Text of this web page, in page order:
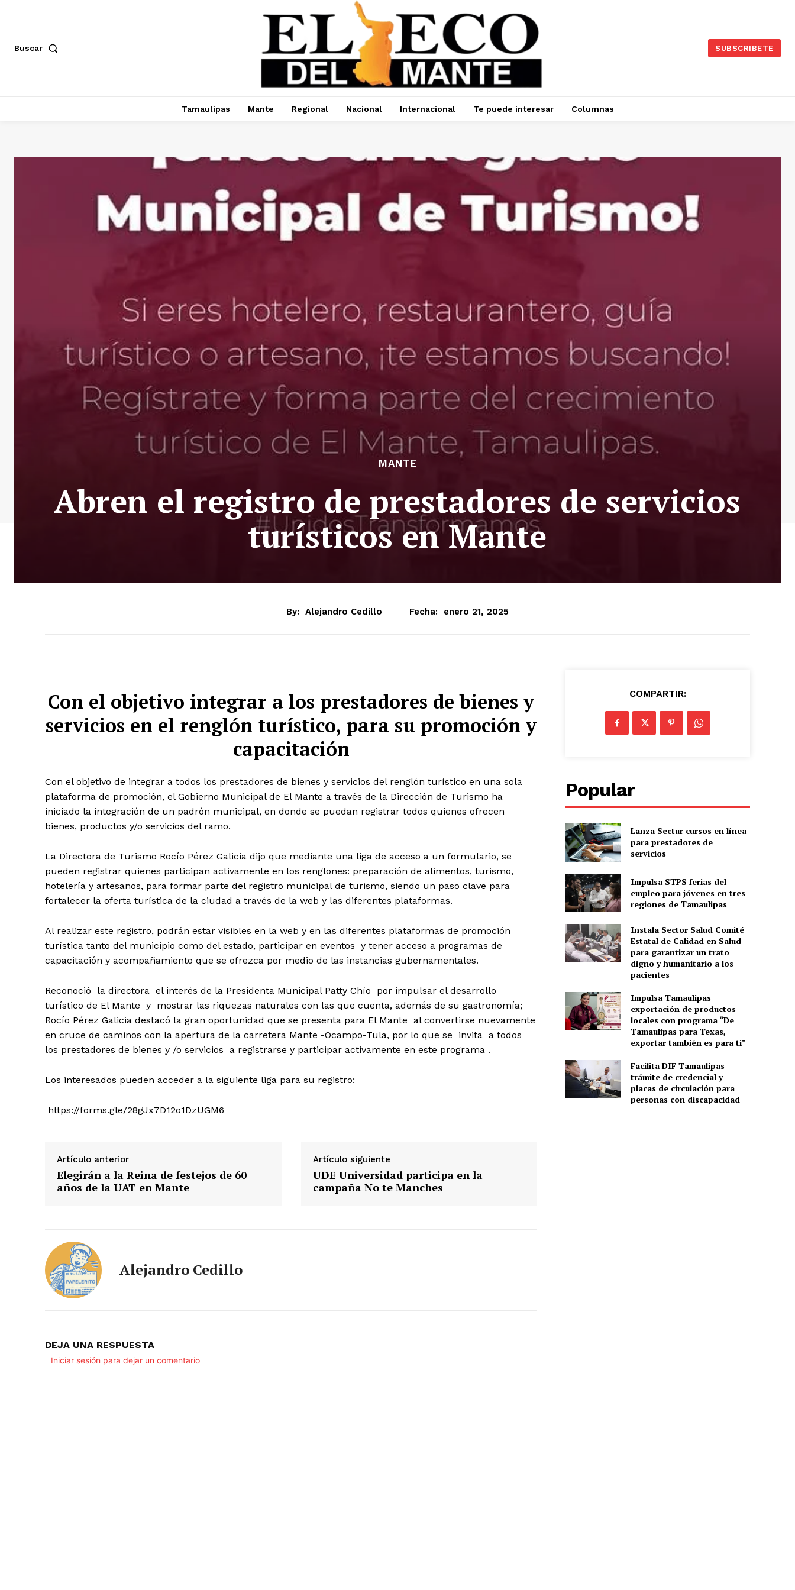
Buscar SUBSCRIBETE
Tamaulipas Mante Regional Nacional Internacional Te puede interesar Columnas
MANTE
Abren el registro de prestadores de servicios
turísticos en Mante
By: Alejandro Cedillo Fecha: enero 21, 2025
Con el objetivo integrar a los prestadores de bienes y
servicios en el renglón turístico, para su promoción y
capacitación
Con el objetivo de integrar a todos los prestadores de bienes y servicios del renglón turístico en una sola
plataforma de promoción, el Gobierno Municipal de El Mante a través de la Dirección de Turismo ha
iniciado la integración de un padrón municipal, en donde se puedan registrar todos quienes ofrecen
bienes, productos y/o servicios del ramo.
La Directora de Turismo Rocío Pérez Galicia dijo que mediante una liga de acceso a un formulario, se
pueden registrar quienes participan activamente en los renglones: preparación de alimentos, turismo,
hotelería y artesanos, para formar parte del registro municipal de turismo, siendo un paso clave para
fortalecer la oferta turística de la ciudad a través de la web y las diferentes plataformas.
Al realizar este registro, podrán estar visibles en la web y en las diferentes plataformas de promoción
turística tanto del municipio como del estado, participar en eventos y tener acceso a programas de
capacitación y acompañamiento que se ofrezca por medio de las instancias gubernamentales.
Reconoció la directora el interés de la Presidenta Municipal Patty Chío por impulsar el desarrollo
turístico de El Mante y mostrar las riquezas naturales con las que cuenta, además de su gastronomía;
Rocío Pérez Galicia destacó la gran oportunidad que se presenta para El Mante al convertirse nuevamente
en cruce de caminos con la apertura de la carretera Mante -Ocampo-Tula, por lo que se invita a todos
los prestadores de bienes y /o servicios a registrarse y participar activamente en este programa .
Los interesados pueden acceder a la siguiente liga para su registro:
https://forms.gle/28gJx7D12o1DzUGM6
Artículo anterior
Elegirán a la Reina de festejos de 60
años de la UAT en Mante
Artículo siguiente
UDE Universidad participa en la
campaña No te Manches
Alejandro Cedillo
DEJA UNA RESPUESTA
Iniciar sesión para dejar un comentario
COMPARTIR:
Popular
Lanza Sectur cursos en línea
para prestadores de
servicios
Impulsa STPS ferias del
empleo para jóvenes en tres
regiones de Tamaulipas
Instala Sector Salud Comité
Estatal de Calidad en Salud
para garantizar un trato
digno y humanitario a los
pacientes
Impulsa Tamaulipas
exportación de productos
locales con programa “De
Tamaulipas para Texas,
exportar también es para ti”
Facilita DIF Tamaulipas
trámite de credencial y
placas de circulación para
personas con discapacidad